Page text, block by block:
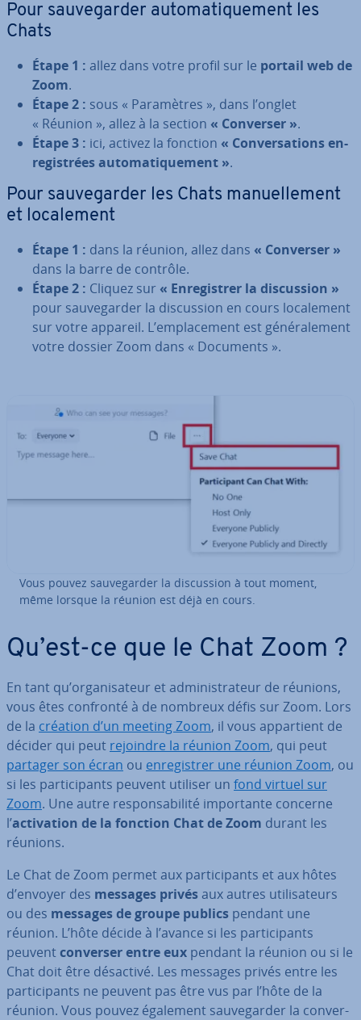
Pour sau­ve­gar­der au­to­ma­ti­que­ment les
Chats
Étape 1 : allez dans votre profil sur le portail web de
Zoom.
Étape 2 : sous « Pa­ra­mètres », dans l’onglet
« Réunion », allez à la section « Converser ».
Étape 3 : ici, activez la fonction « Con­ver­sa­tions en­
re­gis­trées au­to­ma­ti­que­ment ».
Pour sau­ve­gar­der les Chats ma­nuel­le­ment
et lo­ca­le­ment
Étape 1 : dans la réunion, allez dans « Converser »
dans la barre de contrôle.
Étape 2 : Cliquez sur « En­re­gis­trer la dis­cus­sion »
pour sau­ve­gar­der la dis­cus­sion en cours lo­ca­le­ment
sur votre appareil. L’em­pla­ce­ment est gé­né­ra­le­ment
votre dossier Zoom dans « Documents ».
Vous pouvez sau­ve­gar­der la dis­cus­sion à tout moment,
même lorsque la réunion est déjà en cours.
Qu’est-ce que le Chat Zoom ?
En tant qu’or­ga­ni­sa­teur et ad­mi­nis­tra­teur de réunions,
vous êtes confronté à de nombreux défis sur Zoom. Lors
de la création d’un meeting Zoom, il vous ap­par­tient de
décider qui peut rejoindre la réunion Zoom, qui peut
partager son écran ou en­re­gis­trer une réunion Zoom, ou
si les par­ti­ci­pants peuvent utiliser un fond virtuel sur
Zoom. Une autre res­pon­sa­bi­lité im­por­tante concerne
l’ac­ti­va­tion de la fonction Chat de Zoom durant les
réunions.
Le Chat de Zoom permet aux par­ti­ci­pants et aux hôtes
d’envoyer des messages privésaux autres uti­li­sa­teurs
ou des messages de groupe publics pendant une
réunion. L’hôte décide à l’avance si les par­ti­ci­pants
peuventconverser entre eux pendant la réunion ou si le
Chat doit être désactivé. Les messages privés entre les
par­ti­ci­pants ne peuvent pas être vus par l’hôte de la
réunion. Vous pouvez également sau­ve­gar­der la con­ver­